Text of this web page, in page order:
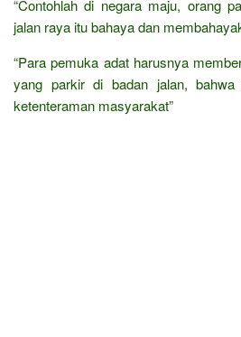
“Contohlah di negara maju, orang
jalan raya itu bahaya dan
“Para pemuka adat harusnya
yang parkir di badan jalan, bahwa
ketenteraman masyarakat”